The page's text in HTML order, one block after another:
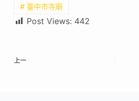
# 臺中市寺廟
Post Views: 442
上一